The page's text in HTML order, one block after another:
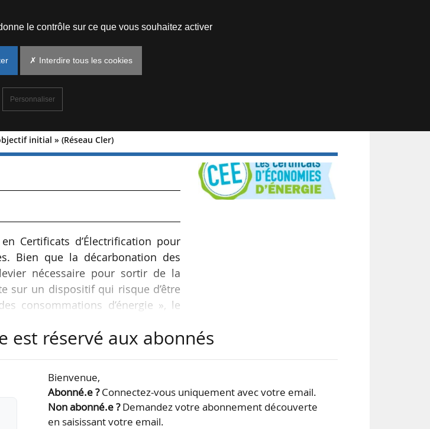
initial » (Réseau Cler)
de son objectif
Certificats d’Électrification pour
Bien que la décarbonation des
nécessaire pour sortir de la
sur un dispositif qui risque d’être
consommations d’énergie », le
pour faire face aux variations des
est réservé aux abonnés
Bienvenue,
Abonné.e ?Connectez-vous uniquement avec votre email.
Non abonné.e ?Demandez votre abonnement découverte
en saisissant votre email.
le contrôle sur ce que vous souhaitez activer
✗ Interdire tous les cookies
Personnaliser